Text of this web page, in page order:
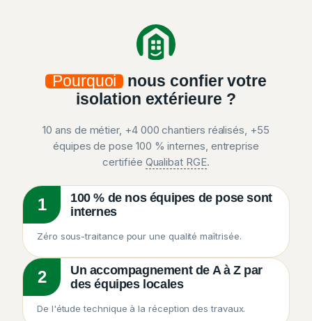
Pourquoi
nous confier votre
isolation extérieure ?
10 ans de métier, +4 000 chantiers réalisés, +55
équipes de pose 100 % internes, entreprise
certifiée Qualibat RGE.
1
100 % de nos équipes de pose sont
internes
Zéro sous-traitance pour une qualité maîtrisée.
2
Un accompagnement de A à Z par
des équipes locales
De l'étude technique à la réception des travaux.